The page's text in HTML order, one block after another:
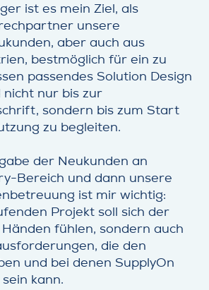
ist es mein Ziel, als
unsere
aber auch aus
bestmöglich für ein zu
passendes Solution Design
nur bis zur
sondern bis zum Start
zu begleiten.
der Neukunden an
Bereich und dann unsere
ist mir wichtig:
Projekt soll sich der
fühlen, sondern auch
die den
und bei denen SupplyOn
kann.